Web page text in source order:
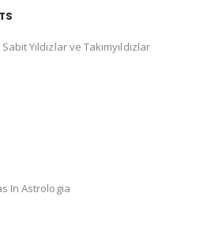
Yıldızlar ve Takımyıldızlar
In Astrologia